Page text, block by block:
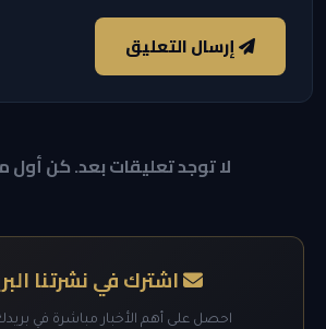
إرسال التعليق
لا توجد تعليقات بعد. كن
اشترك في نشرتنا
احصل على أهم الأخبار مباشرة في بريدك